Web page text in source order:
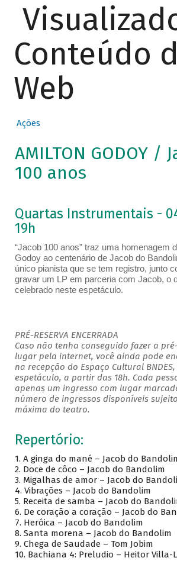
Conteúdo
Web
Ações
AMILTON GODOY /
100 anos
Quartas Instrumentais -
19h
“Jacob 100 anos” traz uma homenagem
Godoy ao centenário de Jacob do
único pianista que se tem registro, junto
gravar um LP em parceria com Jacob, o
celebrado neste espetáculo.
PRÉ-RESERVA ENCERRADA
Caso não tenha conseguido fazer a
lugar pela internet, você ainda pode
na recepção do Espaço Cultural
espetáculo, a partir das 18h. Cada
apenas um ingresso com lugar
número de ingressos disponíveis
máxima do teatro.
Repertório:
1. A ginga do mané – Jacob do
2. Doce de côco – Jacob do Bandolim
3. Migalhas de amor – Jacob do
4. Vibrações – Jacob do Bandolim
5. Receita de samba – Jacob do
6. De coração a coração – Jacob do
7. Heróica – Jacob do Bandolim
8. Santa morena – Jacob do Bandolim
9. Chega de Saudade – Tom Jobim
10. Bachiana 4: Preludio – Heitor Villa-